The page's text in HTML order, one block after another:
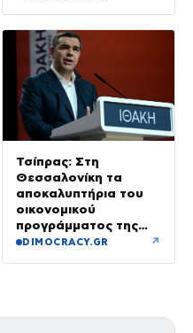
Τσίπρας: Στη
Θεσσαλονίκη τα
αποκαλυπτήρια του
οικονομικού
προγράμματος της
ΕΛ.Α.Σ.
DIMOCRACY.GR ↗